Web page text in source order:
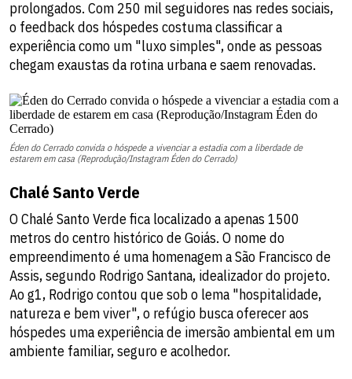
prolongados. Com 250 mil seguidores nas redes sociais,
o feedback dos hóspedes costuma classificar a
experiência como um "luxo simples", onde as pessoas
chegam exaustas da rotina urbana e saem renovadas.
Éden do Cerrado convida o hóspede a vivenciar a estadia com a liberdade de
estarem em casa (Reprodução/Instagram Éden do Cerrado)
Chalé Santo Verde
O Chalé Santo Verde fica localizado a apenas 1500
metros do centro histórico de Goiás. O nome do
empreendimento é uma homenagem a São Francisco de
Assis, segundo Rodrigo Santana, idealizador do projeto.
Ao g1, Rodrigo contou que sob o lema "hospitalidade,
natureza e bem viver", o refúgio busca oferecer aos
hóspedes uma experiência de imersão ambiental em um
ambiente familiar, seguro e acolhedor.